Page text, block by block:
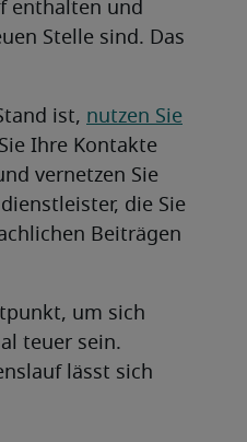
enthalten und
Stelle sind. Das
ist, nutzen Sie
Ihre Kontakte
vernetzen Sie
die Sie
Beiträgen
um sich
teuer sein.
lässt sich